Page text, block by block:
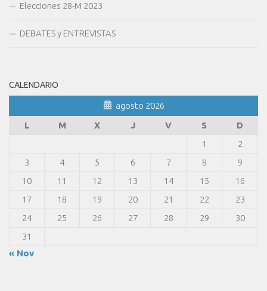
Elecciones 28-M 2023
DEBATES y ENTREVISTAS
CALENDARIO
agosto 2026
L
M X J V S
D
1
2
3
4 5 6 7 8
9
10
11 12 13 14 15
16
17
18 19 20 21 22
23
24
25 26 27 28 29
30
31
« Nov